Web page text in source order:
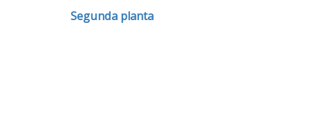
Segunda planta